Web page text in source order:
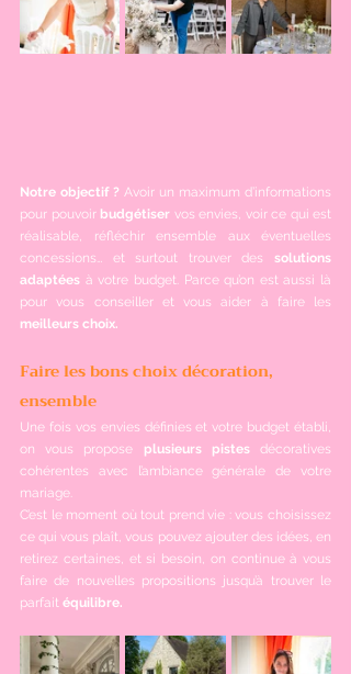
Notre objectif ? Avoir un maximum d’informations
pour pouvoir budgétiser vos envies, voir ce qui est
réalisable, réfléchir ensemble aux éventuelles
concessions… et surtout trouver des solutions
adaptées à votre budget. Parce qu’on est aussi là
meilleurs choix.
Faire les bons choix décoration,
ensemble
Une fois vos envies définies et votre budget établi,
on vous propose plusieurs pistes décoratives
cohérentes avec l’ambiance générale de votre
mariage.
C’est le moment où tout prend vie : vous choisissez
ce qui vous plaît, vous pouvez ajouter des idées, en
retirez certaines, et si besoin, on continue à vous
faire de nouvelles propositions jusqu’à trouver le
parfait équilibre.